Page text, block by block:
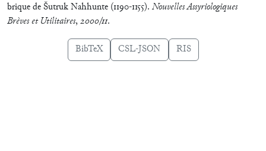
brique de Šutruk Nahhunte (1190-1155). Nouvelles Assyriologiques
Brèves et Utilitaires,2000/11.
BibTeX CSL-JSON RIS